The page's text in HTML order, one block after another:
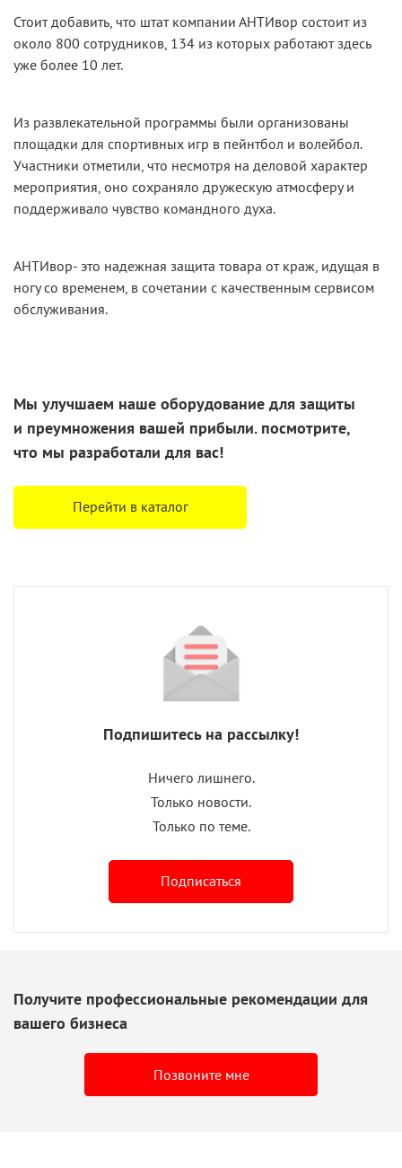
Стоит добавить, что штат компании АНТИвор состоит из
около 800 сотрудников, 134 из которых работают здесь
уже более 10 лет.
Из развлекательной программы были организованы
площадки для спортивных игр в пейнтбол и волейбол.
Участники отметили, что несмотря на деловой характер
мероприятия, оно сохраняло дружескую атмосферу и
поддерживало чувство командного духа.
АНТИвор- это надежная защита товара от краж, идущая в
ногу со временем, в сочетании с качественным сервисом
обслуживания.
Мы улучшаем наше оборудование для защиты
и преумножения вашей прибыли. посмотрите,
что мы разработали для вас!
Перейти в каталог
Подпишитесь на рассылку!
Ничего лишнего.
Только новости.
Только по теме.
Подписаться
Получите профессиональные рекомендации для
вашего бизнеса
Позвоните мне